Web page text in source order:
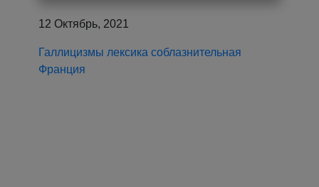
12 Октябрь, 2021
Галлицизмы лексика соблазнительная
Франция